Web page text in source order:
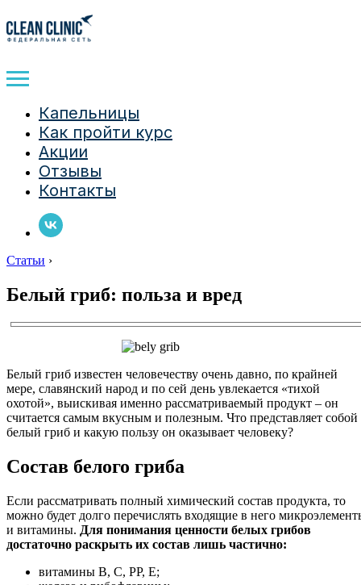
Капельницы
Как пройти курс
Акции
Отзывы
Контакты
Статьи ›
Белый гриб: польза и вред
Белый гриб известен человечеству очень давно, по крайней
мере, славянский народ и по сей день увлекается «тихой
охотой», выискивая именно рассматриваемый продукт – он
считается самым вкусным и полезным. Что представляет собой
белый гриб и какую пользу он оказывает человеку?
Состав белого гриба
Если рассматривать полный химический состав продукта, то
можно будет долго перечислять входящие в него
и витамины. Для понимания ценности белых грибов
достаточно раскрыть их состав лишь частично:
витамины В, С, РР, Е;